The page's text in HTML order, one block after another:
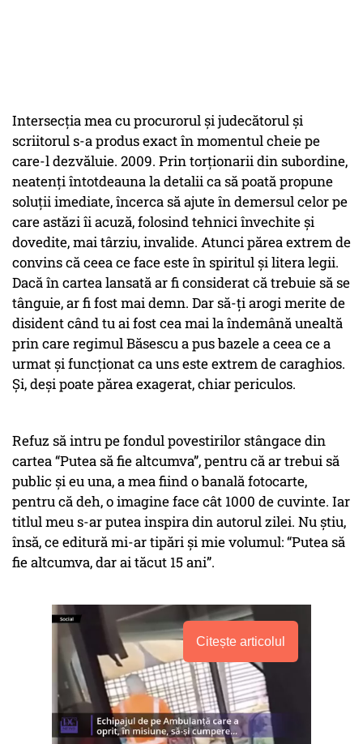
Intersecția mea cu procurorul și judecătorul și
scriitorul s-a produs exact în momentul cheie pe
care-l dezvăluie. 2009. Prin torționarii din subordine,
neatenți întotdeauna la detalii ca să poată propune
soluții imediate, încerca să ajute în demersul celor pe
care astăzi îi acuză, folosind tehnici învechite și
dovedite, mai târziu, invalide. Atunci părea extrem de
convins că ceea ce face este în spiritul și litera legii.
Dacă în cartea lansată ar fi considerat că trebuie să se
tânguie, ar fi fost mai demn. Dar să-ți arogi merite de
disident când tu ai fost cea mai la îndemână unealtă
prin care regimul Băsescu a pus bazele a ceea ce a
urmat și funcționat ca uns este extrem de caraghios.
Și, deși poate părea exagerat, chiar periculos.
Refuz să intru pe fondul povestirilor stângace din
cartea “Putea să fie altcumva”, pentru că ar trebui să
public și eu una, a mea fiind o banală fotocarte,
pentru că deh, o imagine face cât 1000 de cuvinte. Iar
titlul meu s-ar putea inspira din autorul zilei. Nu știu,
însă, ce editură mi-ar tipări și mie volumul: “Putea să
fie altcumva, dar ai tăcut 15 ani”.
Citește articolul